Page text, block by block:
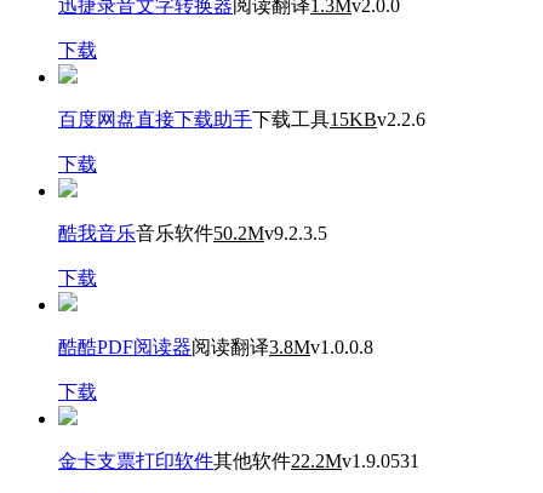
迅捷录音文字转换器 阅读翻译1.3Mv2.0.0
下载
百度网盘直接下载助手下载工具15KBv2.2.6
下载
酷我音乐音乐软件50.2Mv9.2.3.5
下载
酷酷PDF阅读器阅读翻译3.8Mv1.0.0.8
下载
金卡支票打印软件其他软件22.2Mv1.9.0531